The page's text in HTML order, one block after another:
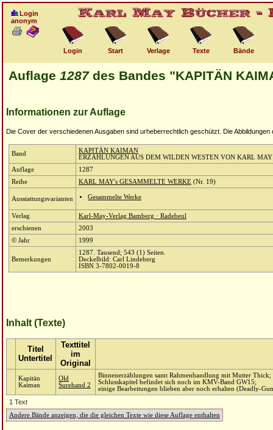
Login
anonym
Login Start Verlage Texte Bände
Auflage 1287des Bandes "KAPITÄN
Informationen zur Auflage
Die Cover der verschiedenen Ausgaben sind urheberrechtlich geschützt. Die Abbildungen
Band
KAPITÄN KAIMAN
ERZÄHLUNGEN AUS DEM WILDEN WESTEN VON KARL MAY
Auflage
1287
Reihe
KARL MAY's GESAMMELTE WERKE (Nr. 19)
Ausstattungsvarianten Gesammelte Werke
Verlag
Karl-May-Verlag Bamberg · Radebeul
erschienen
2003
© Jahr
1999
Bemerkungen
1287. Tausend; 543 (1) Seiten.
Deckelbild: Carl Lindeberg
ISBN 3-7802-0019-8
Inhalt (Texte)
Titel
Untertitel
Texttitel
im
Original
Kapitän
Kaiman
Old
Surehand 2
Binnenerzählungen samt Rahmenhandlung mit Mutter
Schlusskapitel befindet sich noch im KMV-Band GW15;
einige Bearbeitungen blieben aber noch erhalten (Deadly-
1 Text
Andere Bände anzeigen, die die gleichen Texte wie diese Auflage enthalten